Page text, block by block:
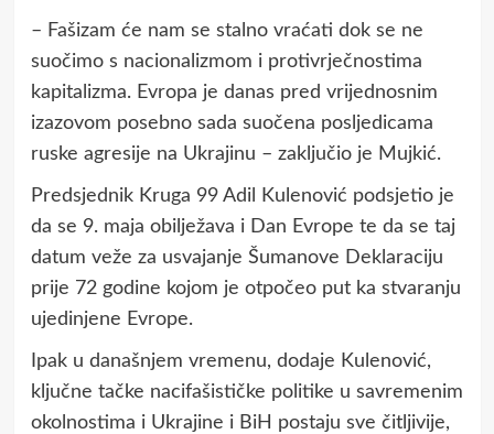
– Fašizam će nam se stalno vraćati dok se ne
suočimo s nacionalizmom i protivrječnostima
kapitalizma. Evropa je danas pred vrijednosnim
izazovom posebno sada suočena posljedicama
ruske agresije na Ukrajinu – zaključio je Mujkić.
Predsjednik Kruga 99 Adil Kulenović podsjetio je
da se 9. maja obilježava i Dan Evrope te da se taj
datum veže za usvajanje Šumanove Deklaraciju
prije 72 godine kojom je otpočeo put ka stvaranju
ujedinjene Evrope.
Ipak u današnjem vremenu, dodaje Kulenović,
ključne tačke nacifašističke politike u savremenim
okolnostima i Ukrajine i BiH postaju sve čitljivije,